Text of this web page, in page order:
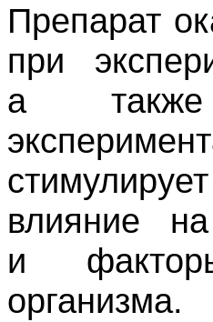
Препарат
при
а также
влияние
и
организма.